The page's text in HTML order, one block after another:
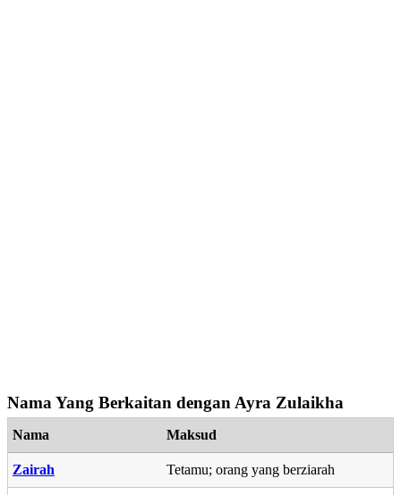
Nama Yang Berkaitan dengan Ayra Zulaikha
Nama Maksud
Zairah Tetamu; orang yang berziarah